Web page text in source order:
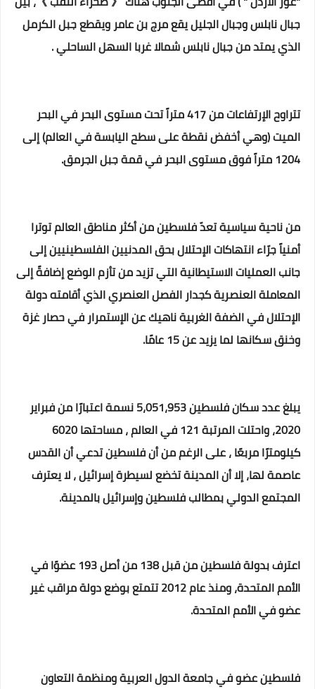
جبال نابلس وجبال الجليل يقع مرج بن عامر ويقطع جبل الكرمل
الذي يمتد من جبال نابلس شمالا غربا السهل الساحلي .
تتراوح الإرتفاعات من 417 متراً تحت مستوى البحر في البحر
الميت (وهي أخفض نقطة على سطح اليابسة في العالم) إلى
1204 متراً فوق مستوى البحر في قمة جبل الجرمق.
من ناحية سياسية تعدّ فلسطين من أكثر مناطق العالم توترا
أمنياً جرّاء انتهاكات الإحتلال بحق المدنيين الفلسطينيين إلى
جانب العمليات الاستيطانية التي تزيد من تأزم الوضع إضافةً إلى
المعاملة العنصرية كجدار الفصل العنصري الذي أقامته دولة
الإحتلال في الضفة الغربية ناهيك عن الإستمرار في حصار غزة
وخنق سكانها لما يزيد عن 15 عامًا.
يبلغ عدد سكان فلسطين 5،051،953 نسمة اعتبارًا من فبراير
2020، واحتلت المرتبة 121 في العالم ، مساحتها 6020
كيلومترًا مربعًا ، على الرغم من أن فلسطين تدعي أن القدس
عاصمة لها، إلا أن المدينة تخضع لسيطرة إسرائيل ، لا يعترف
المجتمع الدولي بمطالب فلسطين وإسرائيل بالمدينة.
اعترف بدولة فلسطين من قبل 138 من أصل 193 عضوًا في
الأمم المتحدة، ومنذ عام 2012 تتمتع بوضع دولة مراقب غير
عضو في الأمم المتحدة.
فلسطين عضو في جامعة الدول العربية ومنظمة التعاون